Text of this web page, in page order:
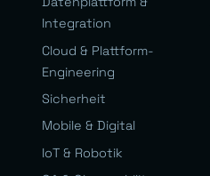
Integration
Cloud & Plattform-
Engineering
Sicherheit
Mobile & Digital
IoT & Robotik